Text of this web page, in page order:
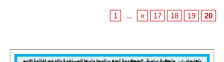
1 ... « 17 18 19 20